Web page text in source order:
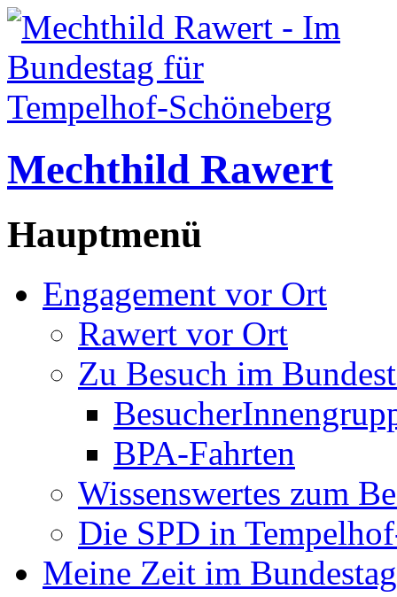
Mechthild Rawert
Hauptmenü
Engagement vor Ort
Rawert vor Ort
Zu Besuch im
BPA-Fahrten
Wissenswertes zum
Die SPD in
Meine Zeit im Bundestag